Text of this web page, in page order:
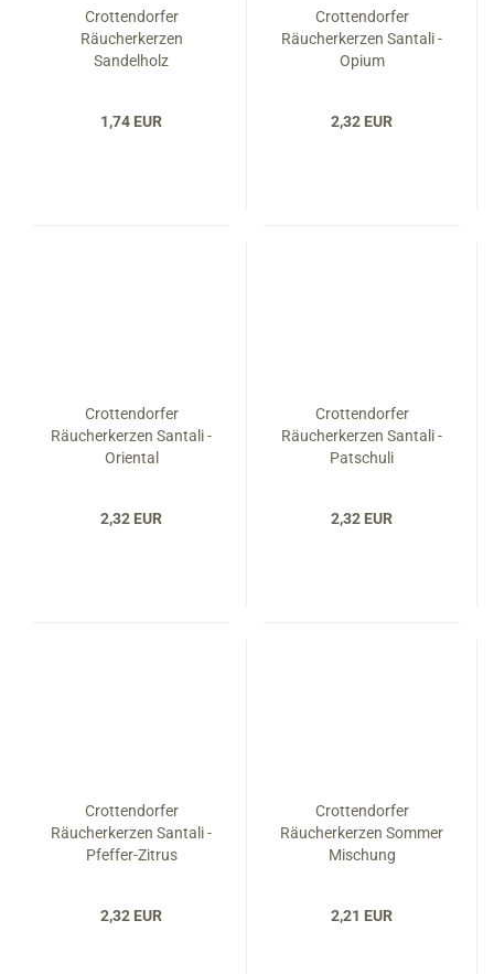
Crottendorfer
Räucherkerzen
Sandelholz
1,74 EUR
Crottendorfer
Räucherkerzen Santali -
Opium
2,32 EUR
Crottendorfer
Räucherkerzen Santali -
Oriental
2,32 EUR
Crottendorfer
Räucherkerzen Santali -
Patschuli
2,32 EUR
Crottendorfer
Räucherkerzen Santali -
Pfeffer-Zitrus
2,32 EUR
Crottendorfer
Räucherkerzen Sommer
Mischung
2,21 EUR